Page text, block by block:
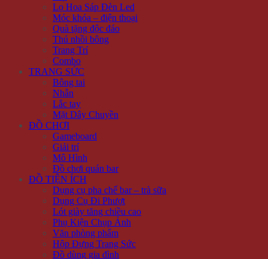
Lọ Hoa Sáp Đèn Led
Móc khóa – điện thoại
Quà tặng độc đáo
Thú nhồi bông
Trang Trí
Combo
TRANG SỨC
Bông tai
Nhẫn
Lắc tay
Mặt Dây Chuyền
ĐỒ CHƠI
Gameboard
Giải trí
Mô Hình
Đồ chơi quán bar
ĐỒ TIỆN ÍCH
Dụng cụ pha chế bar – trà sữa
Dụng Cụ Đi Phượt
Lót giày tăng chiều cao
Phụ Kiện Chụp Ảnh
Văn phòng phẩm
Hộp Đựng Trang Sức
Đồ dùng gia đình